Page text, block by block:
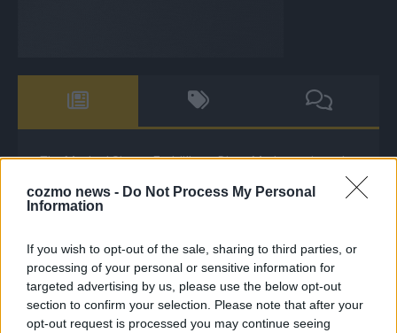
cozmo news - Do Not Process My Personal
Information
If you wish to opt-out of the sale, sharing to third parties, or
processing of your personal or sensitive information for
targeted advertising by us, please use the below opt-out
section to confirm your selection. Please note that after your
opt-out request is processed you may continue seeing
The Masked Singer: Enthüllung: Diese Moderatorin und
The Masked Singer: Enthüllung: Ein deutscher Sänger
The Masked Singer: Lieblingssong: Muuhnika kehrt mit
Lady Gagas „Abracadabra“ zurück
The Masked Singer: Lieblingssong: Rave-Ioli berührt
erneut mit „You Are Not Alone“